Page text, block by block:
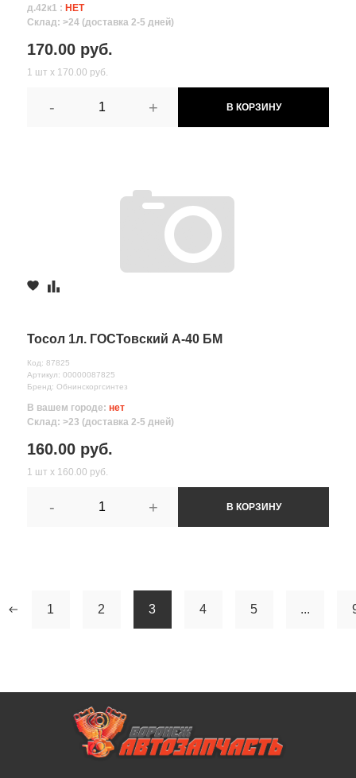
д.42к1 : НЕТ
Склад: >24 (доставка 2-5 дней)
170.00 руб.
1 шт х 170.00 руб.
- + В КОРЗИНУ
Тосол 1л. ГОСТовский А-40 БМ
Код: 87825
Артикул: 00000087825
Бренд: Обнинскоргсинтез
В вашем городе: нет
Склад: >23 (доставка 2-5 дней)
160.00 руб.
1 шт х 160.00 руб.
- + В КОРЗИНУ
1 2 3 4 5 ...